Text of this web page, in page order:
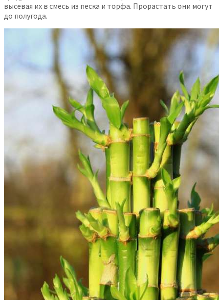
высевая их в смесь из песка и торфа. Прорастать они могут
до полугода.